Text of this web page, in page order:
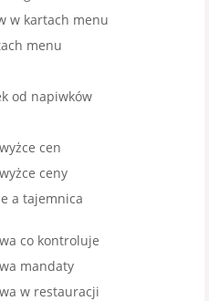
w kartach menu
menu
od napiwków
cen
ceny
a tajemnica
co kontroluje
mandaty
w restauracji